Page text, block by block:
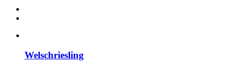
Welschriesling